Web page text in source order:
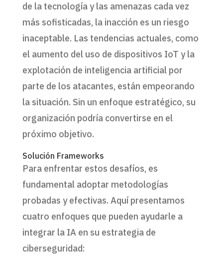
de la tecnología y las amenazas cada vez
más sofisticadas, la inacción es un riesgo
inaceptable. Las tendencias actuales, como
el aumento del uso de dispositivos IoT y la
explotación de inteligencia artificial por
parte de los atacantes, están empeorando
la situación. Sin un enfoque estratégico, su
organización podría convertirse en el
próximo objetivo.
Solución Frameworks
Para enfrentar estos desafíos, es
fundamental adoptar metodologías
probadas y efectivas. Aquí presentamos
cuatro enfoques que pueden ayudarle a
integrar la IA en su estrategia de
ciberseguridad: